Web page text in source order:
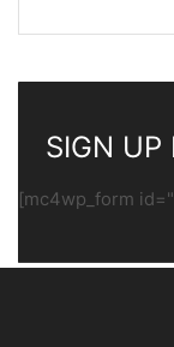
SIGN UP
[mc4wp_form